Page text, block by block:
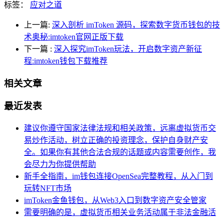
标签： 应对之道
上一篇: 深入剖析 imToken 源码，探索数字货币钱包的技
术奥秘:imtoken官网正版下载
下一篇 : 深入探究imToken玩法，开启数字资产新征
程:imtoken钱包下载推荐
相关文章
最近发表
建议你遵守国家法律法规和相关政策，远离虚拟货币交
易炒作活动，树立正确的投资理念，保护自身财产安
全。如果你有其他合法合规的话题或内容需要创作，我
会尽力为你提供帮助
新手全指南，im钱包连接OpenSea完整教程，从入门到
玩转NFT市场
imToken金鱼钱包，从Web3入口到数字资产安全管家
需要明确的是，虚拟货币相关业务活动属于非法金融活